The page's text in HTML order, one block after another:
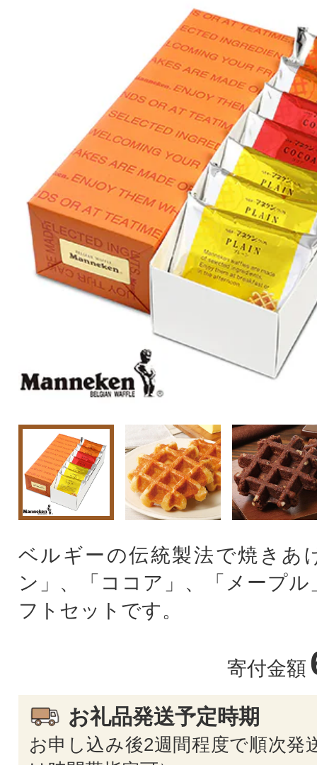
ベルギーの伝統製法で焼きあ
ン」、「ココア」、「メープ
フトセットです。
寄付金額
お礼品発送予定時期
お申し込み後2週間程度で順次発